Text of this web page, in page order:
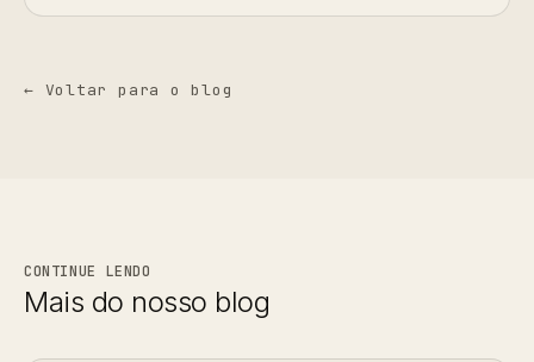
← Voltar para o blog
CONTINUE LENDO
Mais do nosso blog